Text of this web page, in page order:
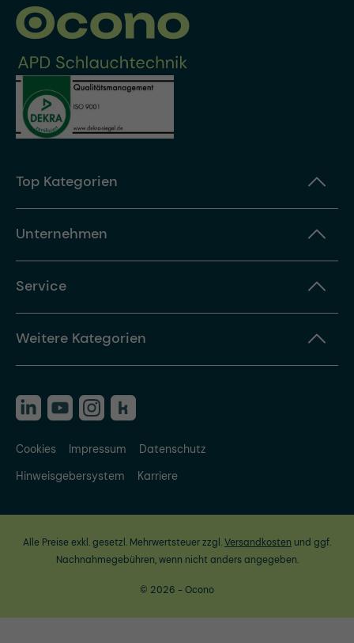
Top Kategorien
Unternehmen
Service
Weitere Kategorien
Cookies Impressum
Datenschutz
Hinweisgebersystem
Karriere
Alle Preise exkl. gesetzl. Mehrwertsteuer zzgl.Versandkosten und ggf.
Nachnahmegebühren, wenn nicht anders angegeben.
© 2026 - Ocono